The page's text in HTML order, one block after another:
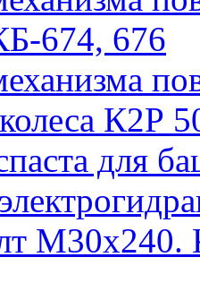
674, 676
К2Р
для
М30х240.